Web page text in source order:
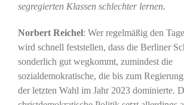
segregierten Klassen schlechter lernen.
Norbert Reichel: Wer regelmäßig den
wird schnell feststellen, dass die Berliner
sonderlich gut wegkommt, zumindest die
sozialdemokratische, die bis zum
der letzten Wahl im Jahr 2023 dominierte.